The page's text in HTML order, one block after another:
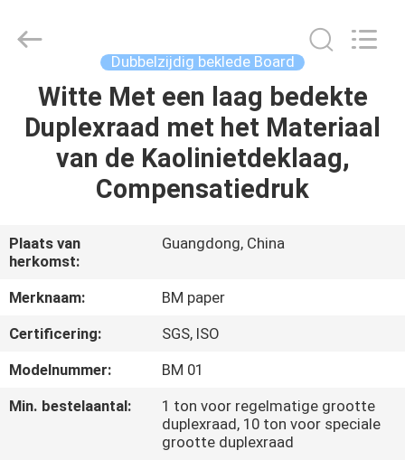
THUIS
PRODUCTEN
ONS
FABRIEKSTOCHT
KWALITEITSCONTROLE
NEEM
BMPAPER
CO.,LTD.
Dubbelzijdig beklede Board
Witte Met een laag bedekte
Duplexraad met het Materiaal
van de Kaolinietdeklaag,
Compensatiedruk
Plaats van
herkomst:
Guangdong, China
Merknaam:
BM paper
Certificering:
SGS, ISO
Modelnummer:
BM 01
Min. bestelaantal:
1 ton voor regelmatige grootte
duplexraad, 10 ton voor speciale
grootte duplexraad